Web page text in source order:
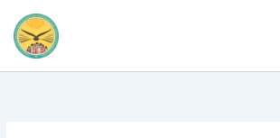
содержимому